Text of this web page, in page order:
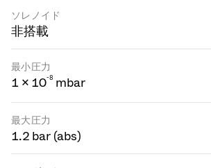
ソレノイド
非搭載
最小圧力
1 × 10-8 mbar
最大圧力
1.2 bar (abs)